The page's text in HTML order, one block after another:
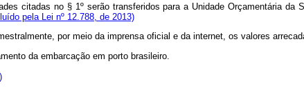
citadas no § 1º serão transferidos para a Unidade Orçamentária
pela Lei nº 12.788, de 2013)
por meio da imprensa oficial e da internet, os valores
da embarcação em porto brasileiro.